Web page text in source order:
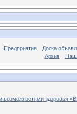
Предприятия
Доска
Архив
здоровья